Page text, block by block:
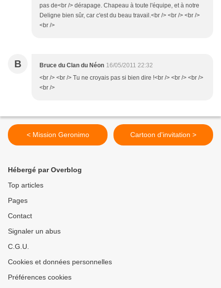
pas de<br /> dérapage. Chapeau à toute l'équipe, et à notre
Deligne bien sûr, car c'est du beau travail.<br /> <br /> <br />
<br />
B Bruce du Clan du Néon 16/05/2011 22:32
<br /> <br /> Tu ne croyais pas si bien dire !<br /> <br /> <br />
<br />
< Mission Geronimo Cartoon d'invitation >
Hébergé par Overblog
Top articles
Pages
Contact
Signaler un abus
C.G.U.
Cookies et données personnelles
Préférences cookies